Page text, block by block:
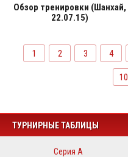
Обзор тренировки (Шанхай,
22.07.15)
1 2 3 4
10
ТУРНИРНЫЕ ТАБЛИЦЫ
Серия А